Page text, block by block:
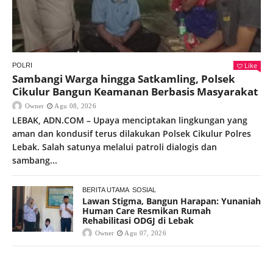
POLRI Like
Sambangi Warga hingga Satkamling, Polsek
Cikulur Bangun Keamanan Berbasis Masyarakat
Owner Agu 08, 2026
LEBAK, ADN.COM – Upaya menciptakan lingkungan yang
aman dan kondusif terus dilakukan Polsek Cikulur Polres
Lebak. Salah satunya melalui patroli dialogis dan
sambang...
BERITA UTAMA SOSIAL
Lawan Stigma, Bangun Harapan: Yunaniah
Human Care Resmikan Rumah
Rehabilitasi ODGJ di Lebak
Owner Agu 07, 2026